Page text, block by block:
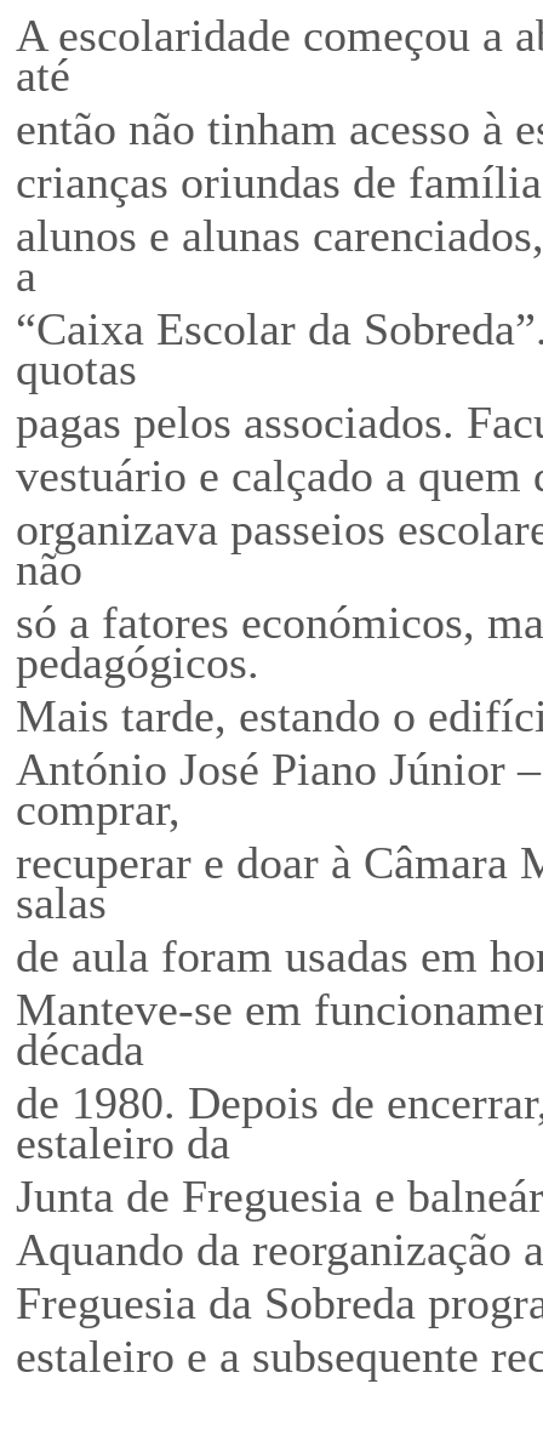
A escolaridade começou a
até
então não tinham acesso à
crianças oriundas de
alunos e alunas
a
“Caixa Escolar da
quotas
pagas pelos associados.
vestuário e calçado a quem
organizava passeios
não
só a fatores económicos,
pedagógicos.
Mais tarde, estando o
António José Piano Júnior
comprar,
recuperar e doar à
salas
de aula foram usadas em
Manteve-se em
década
de 1980. Depois de
estaleiro da
Junta de Freguesia e
Aquando da
Freguesia da Sobreda
estaleiro e a subsequente